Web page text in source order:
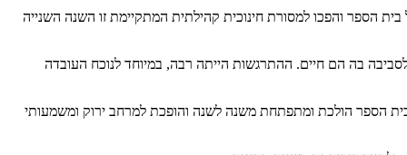
הספר והפכו למסורת חינוכית קהילתית המתקיימת זו השנה השנייה
בה הם חיים. ההתרגשות הייתה רבה, במיוחד לנוכח העובדה
הספר הולכת ומתפתחת משנה לשנה והופכת למרחב ירוק ומשמעותי